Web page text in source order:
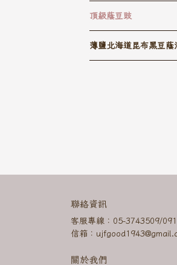
頂級蔭豆豉
薄鹽北海道昆布黑豆蔭
聯絡資訊
客服專線：05-3743509/
信箱：
關於我們